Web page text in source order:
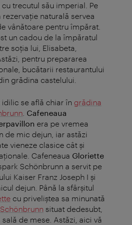
trecutul său imperial. Pe
naturală servea
vânătoare pentru împărat.
un cadou de la împăratul
soţia lui, Elisabeta,
pentru prepararea
bucătarii restaurantului
grădina castelului.
se află chiar în grădina
Cafeneaua
era pe vremea
de mic dejun, iar astăzi
vieneze clasice cât și
Cafeneaua Gloriette
Schönbrunn a servit pe
Kaiser Franz Joseph I și
dejun. Până la sfârșitul
cu priveliștea sa minunată
situat dedesubt,
de mese. Astăzi, aici vă